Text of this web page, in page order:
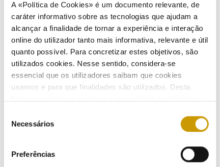
A «Política de Cookies» é um documento relevante, de
caráter informativo sobre as tecnologias que ajudam a
alcançar a finalidade de tornar a experiência e interação
online do utilizador tanto mais informativa, relevante e útil
quanto possível. Para concretizar estes objetivos, são
utilizados cookies. Nesse sentido, considera-se
essencial que os utilizadores saibam que cookies
usamos e para que finalidades são utilizados. Desta
simples possível de usar. Para obter mais informações
sobre como são tratados os seus dados pessoais,
Necessários
Preferências
ATIVIDADE
Regulamentação
Regulamentos - eletricidade
Data da Conclusão do Processo:21/07/2022